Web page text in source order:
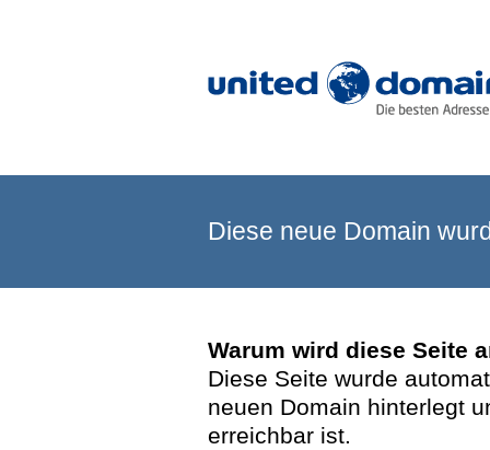
Diese neue Domain
Warum wird diese Seite
Diese Seite wurde
neuen Domain hinterlegt
erreichbar ist.